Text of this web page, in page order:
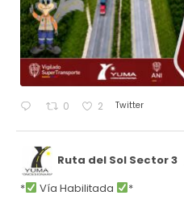
0 2 Twitter
Ruta del Sol Sector 3
* Vía Habilitada
*